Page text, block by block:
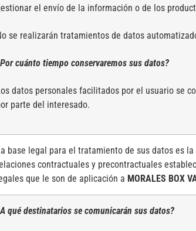
el envío de la información o de los
se realizarán tratamientos de datos
cuánto tiempo conservaremos sus datos?
datos personales facilitados por el usuario se
parte del interesado.
base legal para el tratamiento de sus datos es
contractuales y precontractuales
que le son de aplicación a MORALES BOX
qué destinatarios se comunicarán sus datos?